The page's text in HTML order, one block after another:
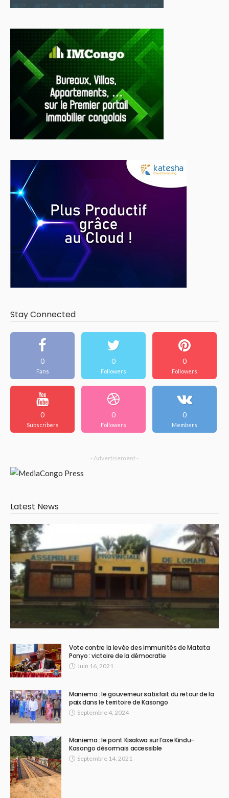
Stay Connected
0
Fans
0
Followers
0
Followers
0
Subscribers
0
Followers
0
Members
- Advertisement -
Latest News
Vote contre la levée des immunités de Matata
Ponyo : victoire de la démocratie
Juin 16, 2021
Maniema : le gouverneur satisfait du retour de la
paix dans le territoire de Kasongo
Septembre 4, 2024
Maniema : le pont Kisakwa sur l’axe Kindu-
Kasongo désormais accessible
Septembre 14, 2021